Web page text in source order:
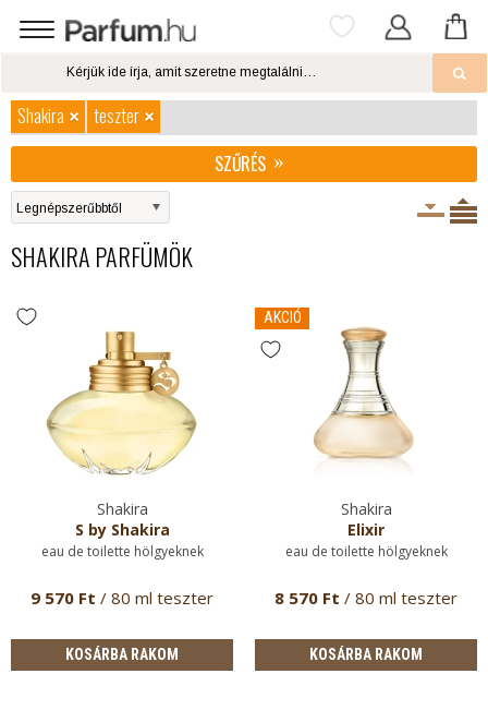
Shakira
teszter
SZŰRÉS
SHAKIRA PARFÜMÖK
Shakira
S by Shakira
eau de toilette hölgyeknek
9 570 Ft / 80 ml teszter
KOSÁRBA RAKOM
AKCIÓ
Shakira
Elixir
eau de toilette hölgyeknek
8 570 Ft / 80 ml teszter
KOSÁRBA RAKOM